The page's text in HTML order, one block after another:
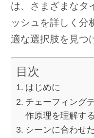
は、さまざまなタ
ッシュを詳しく分
適な選択肢を見つ
目次
はじめに
チェーフィング
作原理を理解する
シーンに合わせ